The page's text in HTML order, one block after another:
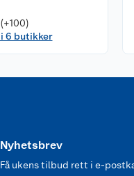
i 6 butikker
Nyhetsbrev
Få ukens tilbud rett i e-